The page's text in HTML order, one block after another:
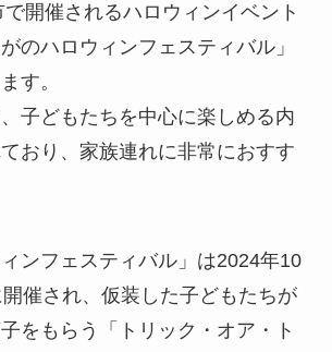
開催されるハロウィンイベント
のハロウィンフェスティバル」
す。
子どもたちを中心に楽しめる内
おり、家族連れに非常におすす
ィンフェスティバル」は2024年10
催され、仮装した子どもたちが
をもらう「トリック・オア・ト